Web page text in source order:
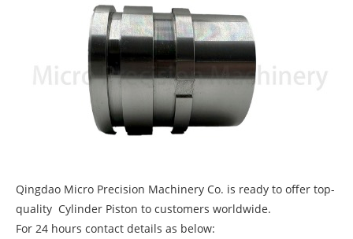
Qingdao Micro Precision Machinery Co. is ready to offer top-
quality Cylinder Piston to customers worldwide.
For 24 hours contact details as below: